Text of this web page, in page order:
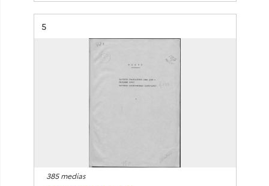
Résultat n°
5
385 medias